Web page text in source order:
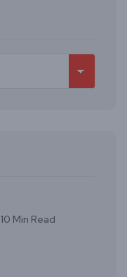
10 Min Read